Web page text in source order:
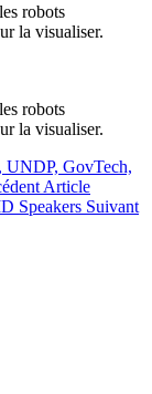
robots
la visualiser.
robots
la visualiser.
UNDP, GovTech,
Article
Speakers Suivant